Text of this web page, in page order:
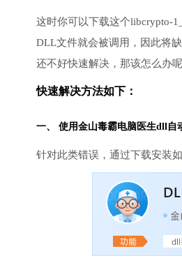
这时你可以下载这个libcrypto-
DLL文件就会被调用，因此将
还不好快速解决，那该怎么办
快速解决方法如下：
一、 使用金山毒霸电脑医生dll自
针对此类错误，通过下载安装